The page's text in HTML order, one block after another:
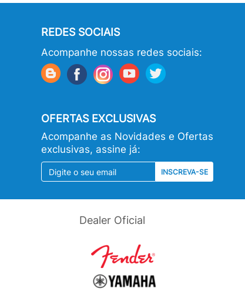
REDES SOCIAIS
Acompanhe nossas redes sociais:
OFERTAS EXCLUSIVAS
Acompanhe as Novidades e Ofertas
exclusivas, assine já:
INSCREVA-SE
Dealer Oficial